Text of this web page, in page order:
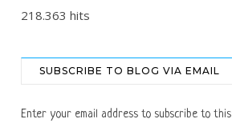
218.363 hits
SUBSCRIBE TO BLOG VIA EMAIL
Enter your email address to subscribe to this